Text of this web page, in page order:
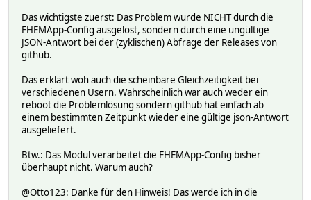
Das wichtigste zuerst: Das Problem wurde NICHT durch die
FHEMApp-Config ausgelöst, sondern durch eine ungültige
JSON-Antwort bei der (zyklischen) Abfrage der Releases von
github.
Das erklärt woh auch die scheinbare Gleichzeitigkeit bei
verschiedenen Usern. Wahrscheinlich war auch weder ein
reboot die Problemlösung sondern github hat einfach ab
einem bestimmten Zeitpunkt wieder eine gültige json-Antwort
ausgeliefert.
Btw.: Das Modul verarbeitet die FHEMApp-Config bisher
überhaupt nicht. Warum auch?
@Otto123: Danke für den Hinweis! Das werde ich in die